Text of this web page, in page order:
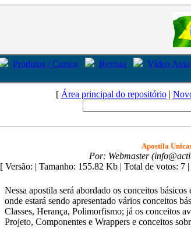
Produtos / Cursos Revista Vídeo
[ Área principal do repositório|
Apostila
Por: Webmaster
[ Versão: | Tamanho: 155.82 Kb| Total de votos: 7
Nessa apostila será abordado os conceitos
onde estará sendo apresentado vários conceitos
Classes, Herança, Polimorfismo; já os conceitos
Projeto, Componentes e Wrappers e conceitos